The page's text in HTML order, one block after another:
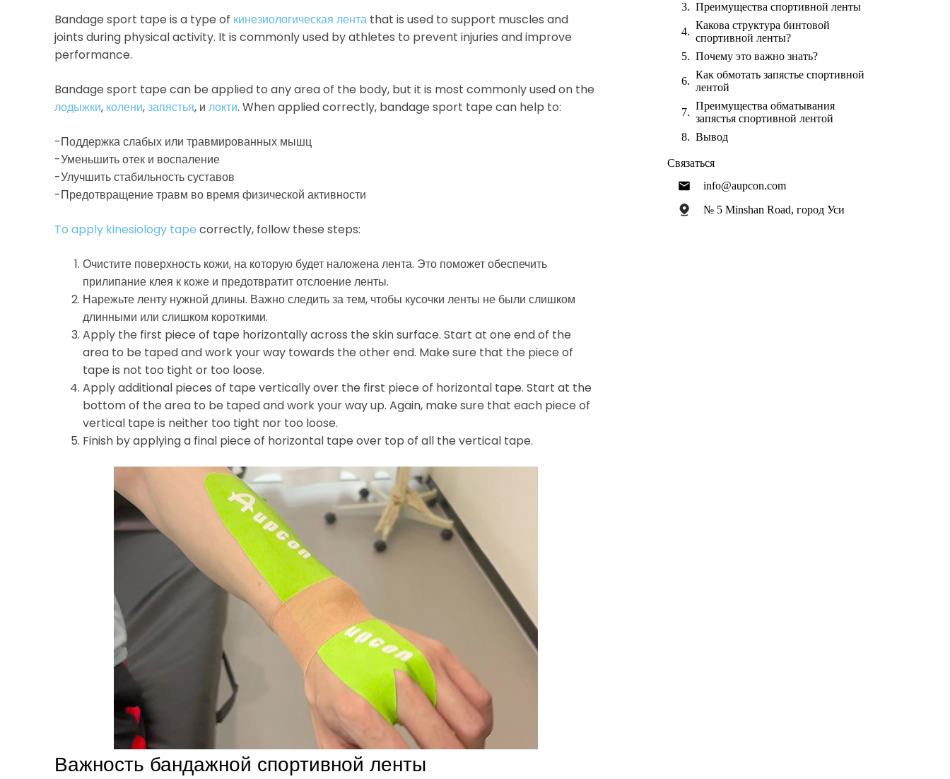
Bandage sport tape is a type of кинезиологическая лента that is used to support muscles and
joints during physical activity. It is commonly used by athletes to prevent injuries and improve
performance.
Bandage sport tape can be applied to any area of the body, but it is most commonly used on the
лодыжки, колени,запястья, илокти. When applied correctly, bandage sport tape can help to:
-Поддержка слабых или травмированных мышц
-Уменьшить отек и воспаление
-Улучшить стабильность суставов
-Предотвращение травм во время физической активности
To apply kinesiology tape correctly, follow these steps:
Очистите поверхность кожи, на которую будет наложена лента. Это поможет обеспечить
прилипание клея к коже и предотвратит отслоение ленты.
Нарежьте ленту нужной длины. Важно следить за тем, чтобы кусочки ленты не были слишком
длинными или слишком короткими.
Apply the first piece of tape horizontally across the skin surface. Start at one end of the
area to be taped and work your way towards the other end. Make sure that the piece of
tape is not too tight or too loose.
Apply additional pieces of tape vertically over the first piece of horizontal tape. Start at the
bottom of the area to be taped and work your way up. Again, make sure that each piece of
vertical tape is neither too tight nor too loose.
Finish by applying a final piece of horizontal tape over top of all the vertical tape.
Важность бандажной спортивной ленты
Преимущества спортивной ленты
Какова структура бинтовой
спортивной ленты?
Почему это важно знать?
Как обмотать запястье спортивной
лентой
Преимущества обматывания
запястья спортивной лентой
Вывод
Связаться
info@aupcon.com
№ 5 Minshan Road, город Уси